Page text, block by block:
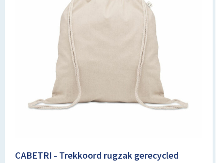
CABETRI - Trekkoord rugzak gerecycled